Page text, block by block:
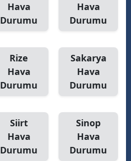
Hava
Durumu
Hava
Durumu
Rize
Hava
Durumu
Sakarya
Hava
Durumu
Siirt
Hava
Durumu
Sinop
Hava
Durumu